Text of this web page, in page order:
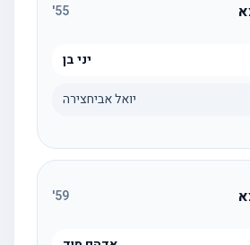
55
'
יני בן
יואל אביחצירה
59
'